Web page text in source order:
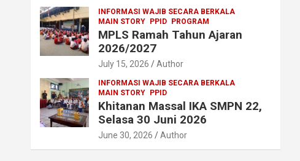
INFORMASI WAJIB SECARA BERKALA
MAIN STORY
PPID PROGRAM
MPLS Ramah Tahun Ajaran
2026/2027
July 15, 2026 Author
INFORMASI WAJIB SECARA BERKALA
MAIN STORY
PPID
Khitanan Massal IKA SMPN 22,
Selasa 30 Juni 2026
June 30, 2026 Author